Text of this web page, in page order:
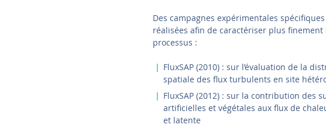
Des campagnes expérimentales
réalisées afin de caractériser plus finement
processus :
FluxSAP (2010) : sur l’évaluation de la
spatiale des flux turbulents en site
FluxSAP (2012) : sur la contribution des
artificielles et végétales aux flux de
et latente